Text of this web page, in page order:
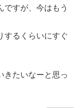
ですが、今はもう
するくらいにすぐ
きたいなーと思っ